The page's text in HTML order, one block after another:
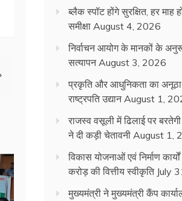
ब्लैक स्पॉट होंगे सुरक्षित, हर माह
समीक्षा August 4, 2026
निर्वाचन आयोग के मानकों के
सत्यापन August 3, 2026
प्रकृति और आधुनिकता का
राष्ट्रपति उद्यान August 1,
राजस्व वसूली में ढिलाई पर
ने दी कड़ी चेतावनी August 1,
विकास योजनाओं एवं निर्माण
करोड़ की वित्तीय स्वीकृति July
मुख्यमंत्री ने मुख्यमंत्री कैंप